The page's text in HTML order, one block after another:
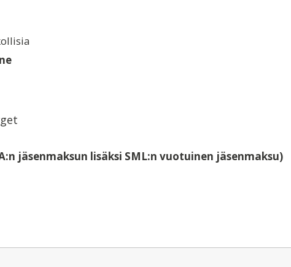
jäsenmaksun lisäksi SML:n vuotuinen jäsenmaksu)